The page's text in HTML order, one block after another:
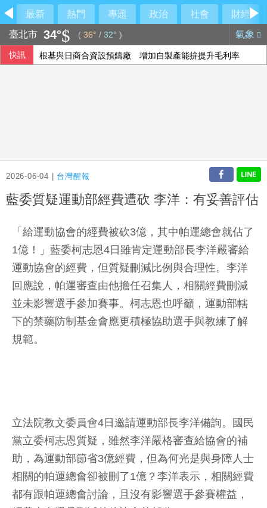
最新 熱門 專題 政治 社會
財經
臺北市 34° ( 36° / 32° ) 氣象
快訊 根基與日商合資設預鑄廠 增加自製產能拚提升毛利率
2026-06-04 | 台灣醒報
藍委質疑運動部經費遭砍 李洋：有妥善評估
「給運動協會的經費被砍3億，其中帕運總會就佔了
1億！」藍委柯志恩4日雖肯定運動部長李洋嚴審給
運動協會的經費，但質疑刪減比例與合理性。李洋
回應說，帕運審查由他擔任召集人，相關經費刪減
並未影響選手參加賽事。柯志恩也呼籲，運動部轄
下的禁藥防制基金會應更積極協助選手與教練了解
規範。
立法院教文委員會4日邀請運動部長李洋備詢。國民
黨立委柯志恩質疑，雖然李洋嚴格審查給協會的補
助，為運動部節省3億經費，但為何光是與身障人士
相關的帕運總會卻被刪了1億？李洋表示，相關經費
都有跟帕運總會討論，且沒有影響選手參賽權益，